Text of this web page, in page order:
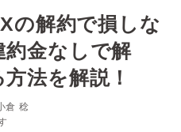
の解約で損しな
約金なしで解
法を解説！
倉 稔